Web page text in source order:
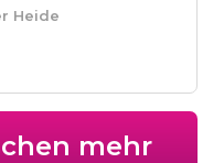
Heide
mehr